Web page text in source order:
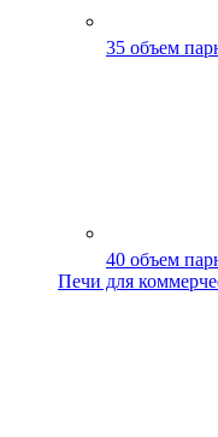
35 объем
40 объем
Печи для